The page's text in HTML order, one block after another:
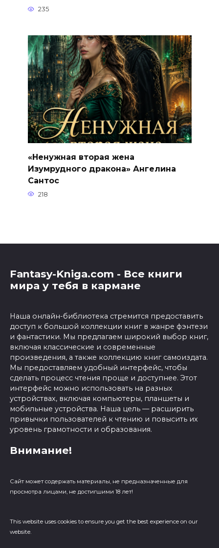
235
«Ненужная вторая жена
Изумрудного дракона» Ангелина
Сантос
218
Fantasy-Kniga.com - Все книги
мира у тебя в кармане
Наша онлайн-библиотека стремится предоставить
доступ к большой коллекции книг в жанре фэнтези
и фантастики. Мы предлагаем широкий выбор книг,
включая классические и современные
произведения, а также коллекцию книг самоиздата.
Мы предоставляем удобный интерфейс, чтобы
сделать процесс чтения проще и доступнее. Этот
интерфейс можно использовать на разных
устройствах, включая компьютеры, планшеты и
мобильные устройства. Наша цель — расширить
привычки пользователей к чтению и повысить их
уровень грамотности и образования.
Внимание!
Сайт может содержать материалы, не предназначенные для
просмотра лицами, не достигшими 18 лет!
This website uses cookies to ensure you get the best experience on our
website.